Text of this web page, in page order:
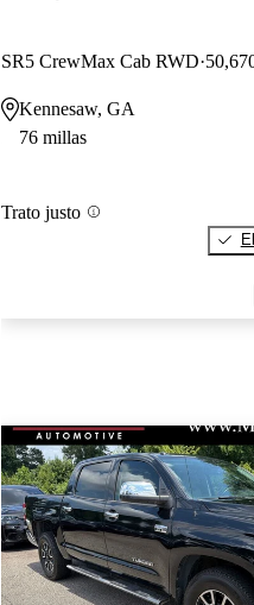
SR5 CrewMax Cab RWD
Kennesaw, GA
76 millas
Trato justo